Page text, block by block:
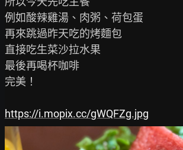
例如酸辣雞湯、肉粥、荷包蛋
再來跳過昨天吃的烤麵包
直接吃生菜沙拉水果
最後再喝杯咖啡
完美！
https://i.mopix.cc/gWQFZg.jpg